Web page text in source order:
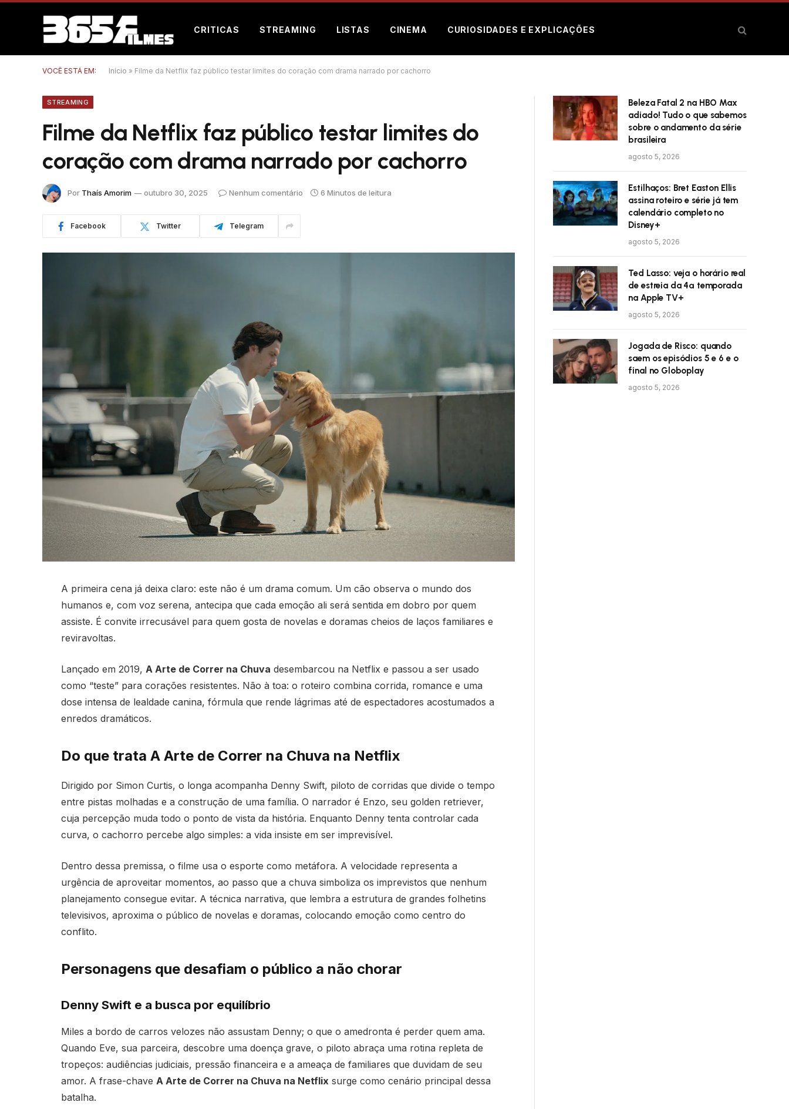
CRITICAS STREAMING LISTAS CINEMA CURIOSIDADES E EXPLICAÇÕES
VOCÊ ESTÁ EM: Início » Filme da Netflix faz público testar limites do coração com drama narrado por cachorro
STREAMING
Filme da Netflix faz público testar limites do
coração com drama narrado por cachorro
Por Thaís Amorim outubro 30, 2025 Nenhum comentário 6 Minutos de leitura
Facebook Twitter Telegram
A primeira cena já deixa claro: este não é um drama comum. Um cão observa o mundo dos
humanos e, com voz serena, antecipa que cada emoção ali será sentida em dobro por quem
assiste. É convite irrecusável para quem gosta de novelas e doramas cheios de laços familiares e
reviravoltas.
Lançado em 2019, A Arte de Correr na Chuva desembarcou na Netflix e passou a ser usado
como “teste” para corações resistentes. Não à toa: o roteiro combina corrida, romance e uma
dose intensa de lealdade canina, fórmula que rende lágrimas até de espectadores acostumados a
enredos dramáticos.
Do que trata A Arte de Correr na Chuva na Netflix
Dirigido por Simon Curtis, o longa acompanha Denny Swift, piloto de corridas que divide o tempo
entre pistas molhadas e a construção de uma família. O narrador é Enzo, seu golden retriever,
cuja percepção muda todo o ponto de vista da história. Enquanto Denny tenta controlar cada
curva, o cachorro percebe algo simples: a vida insiste em ser imprevisível.
Dentro dessa premissa, o filme usa o esporte como metáfora. A velocidade representa a
urgência de aproveitar momentos, ao passo que a chuva simboliza os imprevistos que nenhum
planejamento consegue evitar. A técnica narrativa, que lembra a estrutura de grandes folhetins
televisivos, aproxima o público de novelas e doramas, colocando emoção como centro do
conflito.
Personagens que desafiam o público a não chorar
Denny Swift e a busca por equilíbrio
Miles a bordo de carros velozes não assustam Denny; o que o amedronta é perder quem ama.
Quando Eve, sua parceira, descobre uma doença grave, o piloto abraça uma rotina repleta de
tropeços: audiências judiciais, pressão financeira e a ameaça de familiares que duvidam de seu
amor. A frase-chave A Arte de Correr na Chuva na Netflix surge como cenário principal dessa
batalha.
Beleza Fatal 2 na HBO Max
adiado! Tudo o que sabemos
sobre o andamento da série
brasileira
agosto 5, 2026
Estilhaços: Bret Easton Ellis
assina roteiro e série já tem
calendário completo no
Disney+
agosto 5, 2026
Ted Lasso: veja o horário real
de estreia da 4ª temporada
na Apple TV+
agosto 5, 2026
Jogada de Risco: quando
saem os episódios 5 e 6 e o
final no Globoplay
agosto 5, 2026